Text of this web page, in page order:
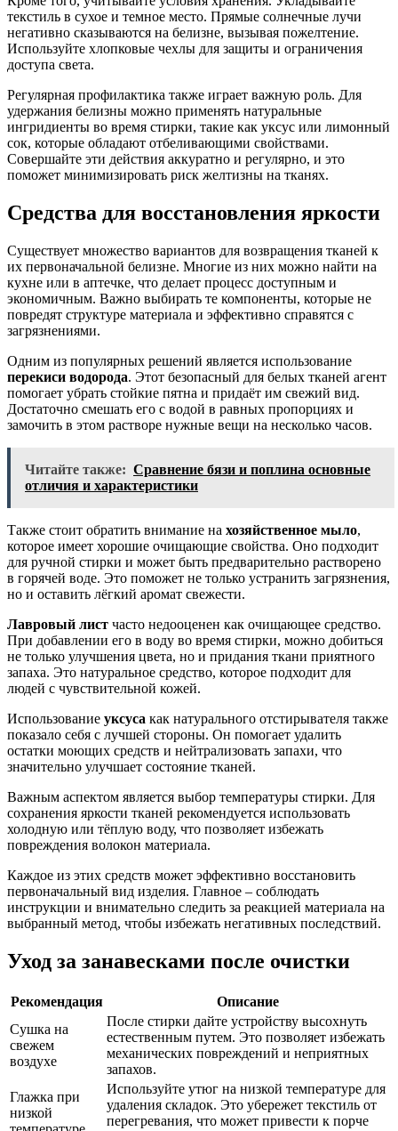
текстиль в сухое и темное место. Прямые солнечные лучи
негативно сказываются на белизне, вызывая пожелтение.
Используйте хлопковые чехлы для защиты и ограничения
доступа света.
Регулярная профилактика также играет важную роль. Для
удержания белизны можно применять натуральные
ингридиенты во время стирки, такие как уксус или лимонный
сок, которые обладают отбеливающими свойствами.
Совершайте эти действия аккуратно и регулярно, и это
поможет минимизировать риск желтизны на тканях.
Средства для восстановления яркости
Существует множество вариантов для возвращения тканей к
их первоначальной белизне. Многие из них можно найти на
кухне или в аптечке, что делает процесс доступным и
экономичным. Важно выбирать те компоненты, которые не
повредят структуре материала и эффективно справятся с
загрязнениями.
Одним из популярных решений является использование
перекиси водорода. Этот безопасный для белых тканей агент
помогает убрать стойкие пятна и придаёт им свежий вид.
Достаточно смешать его с водой в равных пропорциях и
замочить в этом растворе нужные вещи на несколько часов.
Читайте также: Сравнение бязи и поплина основные
отличия и характеристики
Также стоит обратить внимание на хозяйственное мыло,
которое имеет хорошие очищающие свойства. Оно подходит
для ручной стирки и может быть предварительно растворено
в горячей воде. Это поможет не только устранить загрязнения,
но и оставить лёгкий аромат свежести.
Лавровый лист часто недооценен как очищающее средство.
При добавлении его в воду во время стирки, можно добиться
не только улучшения цвета, но и придания ткани приятного
запаха. Это натуральное средство, которое подходит для
людей с чувствительной кожей.
Использование уксуса как натурального отстирывателя также
показало себя с лучшей стороны. Он помогает удалить
остатки моющих средств и нейтрализовать запахи, что
значительно улучшает состояние тканей.
Важным аспектом является выбор температуры стирки. Для
сохранения яркости тканей рекомендуется использовать
холодную или тёплую воду, что позволяет избежать
повреждения волокон материала.
Каждое из этих средств может эффективно восстановить
первоначальный вид изделия. Главное – соблюдать
инструкции и внимательно следить за реакцией материала на
выбранный метод, чтобы избежать негативных последствий.
Уход за занавесками после очистки
Рекомендация
Описание
Сушка на
свежем
воздухе
После стирки дайте устройству высохнуть
естественным путем. Это позволяет избежать
механических повреждений и неприятных
запахов.
Глажка при
низкой
Используйте утюг на низкой температуре для
удаления складок. Это убережет текстиль от
перегревания, что может привести к порче